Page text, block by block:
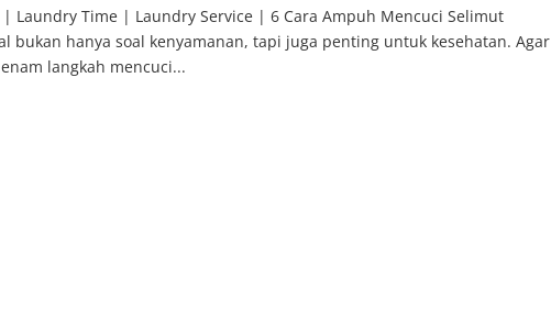
Laundry Time | Laundry Service | 6 Cara Ampuh Mencuci Selimut
bukan hanya soal kenyamanan, tapi juga penting untuk kesehatan. Agar
langkah mencuci...